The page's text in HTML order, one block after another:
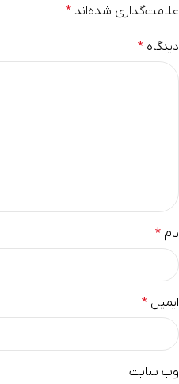
علامت‌گذاری شده‌اند *
دیدگاه *
نام *
ایمیل *
وب‌ سایت